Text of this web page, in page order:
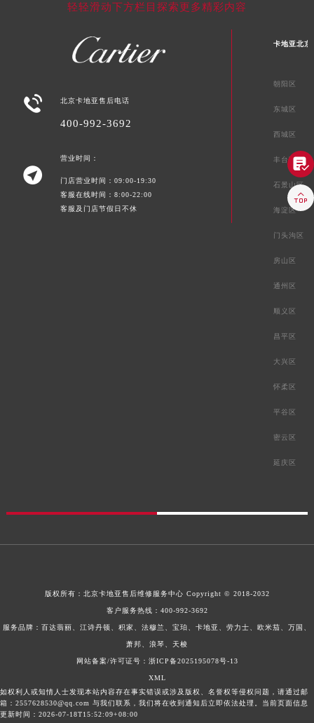
轻轻滑动下方栏目探索更多精彩内容
 北京卡地亚售后电话
400-992-3692

营业时间：
门店营业时间：09:00-19:30
客服在线时间：8:00-22:00
客服及门店节假日不休
卡地亚北京
朝阳区
东城区
西城区
丰台区
石景山区
海淀区
门头沟区
房山区
通州区
顺义区
昌平区
大兴区
怀柔区
平谷区
密云区
延庆区
版权所有： 北京卡地亚售后维修服务中心 Copyright © 2018-2032
客户服务热线： 400-992-3692
服务品牌：百达翡丽、江诗丹顿、积家、法穆兰、宝珀、卡地亚、劳力士、欧米茄、万国、
萧邦、浪琴、天梭
网站备案/许可证号：浙ICP备2025195078号-13
XML
如权利人或知情人士发现本站内容存在事实错误或涉及版权、名誉权等侵权问题，请通过邮
箱：2557628530@qq.com 与我们联系，我们将在收到通知后立即依法处理。当前页面信息
更新时间：2026-07-18T15:52:09+08:00

